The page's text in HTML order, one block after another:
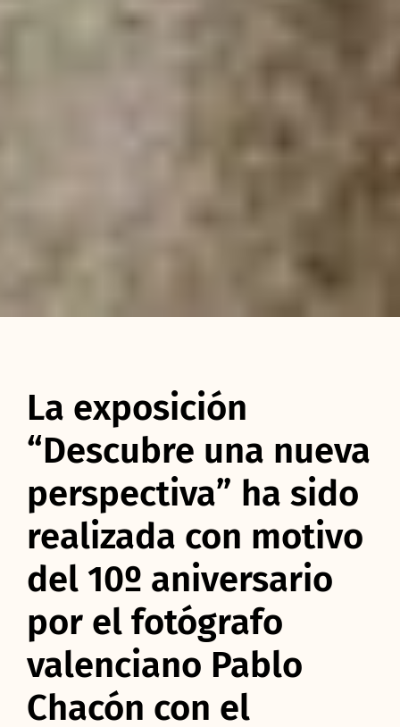
La exposición
“Descubre una nueva
perspectiva” ha sido
realizada con motivo
del 10º aniversario
por el fotógrafo
valenciano Pablo
Chacón con el